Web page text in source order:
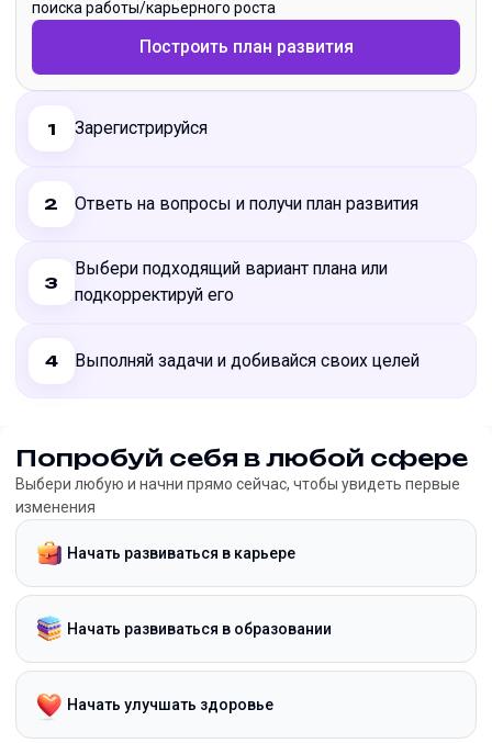
поиска работы/карьерного роста
Построить план развития
1 Зарегистрируйся
2 Ответь на вопросы и получи план развития
3
Выбери подходящий вариант плана или
подкорректируй его
4 Выполняй задачи и добивайся своих целей
Попробуй себя в любой сфере
Выбери любую и начни прямо сейчас, чтобы увидеть первые
изменения
Начать развиваться в карьере
Начать развиваться в образовании
Начать улучшать здоровье